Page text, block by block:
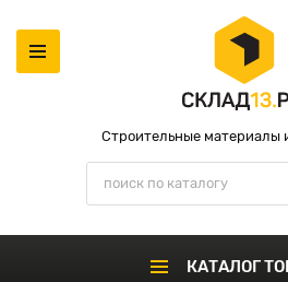
Строительные материалы
КАТАЛОГ